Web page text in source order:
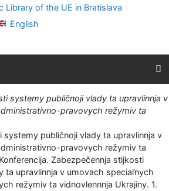
English
systemy publičnoji vlady ta upravlinnja v
pravovych režymiv ta
systemy publičnoji vlady ta upravlinnja v
pravovych režymiv ta
Zabezpečennja stijkosti
ta upravlinnja v umovach speciaľnych
režymiv ta vidnovlennnja Ukrajiny. 1.